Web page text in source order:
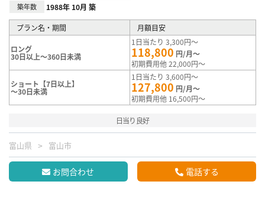
築年数 1988年 10月 築
プラン名・期間 月額目安
ロング
30日以上～360日未満
1日当たり 3,300円～
118,800 円/月～
初期費用他 22,000円～
ショート【7日以上】
～30日未満
1日当たり 3,600円～
127,800 円/月～
初期費用他 16,500円～
日当り良好
富山県 富山市
お問合わせ 電話する